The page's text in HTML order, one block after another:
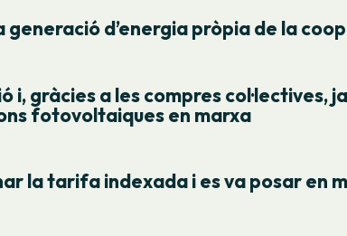
generació d’energia pròpia de la
i, gràcies a les compres col·lectives,
fotovoltaiques en marxa
la tarifa indexada i es va posar en